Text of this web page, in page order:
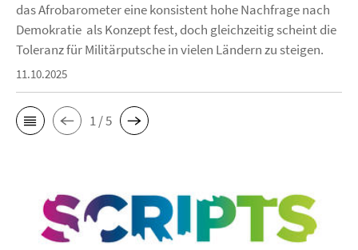
das Afrobarometer eine konsistent hohe Nachfrage nach
Demokratie als Konzept fest, doch gleichzeitig scheint die
Toleranz für Militärputsche in vielen Ländern zu steigen.
11.10.2025
1 / 5